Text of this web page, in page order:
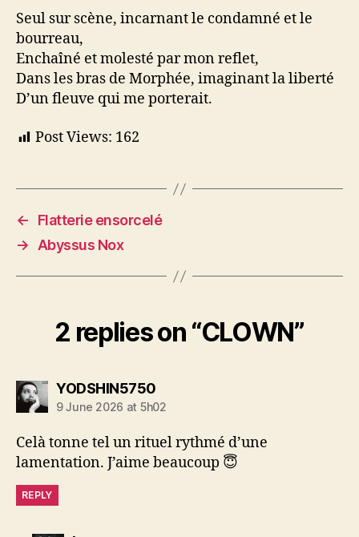
Seul sur scène, incarnant le condamné et le
bourreau,
Enchaîné et molesté par mon reflet,
Dans les bras de Morphée, imaginant la liberté
D’un fleuve qui me porterait.
Post Views: 162
←
Flatterie ensorcelé
→
Abyssus Nox
2 replies on “CLOWN”
YODSHIN5750says:
9 June 2026 at 5h02
Celà tonne tel un rituel rythmé d’une
lamentation. J’aime beaucoup 😇
REPLY